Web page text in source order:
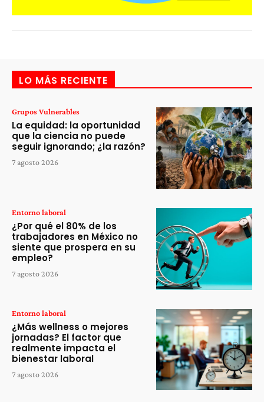
LO MÁS RECIENTE
Grupos Vulnerables
La equidad: la oportunidad
que la ciencia no puede
seguir ignorando; ¿la razón?
7 agosto 2026
Entorno laboral
¿Por qué el 80% de los
trabajadores en México no
siente que prospera en su
empleo?
7 agosto 2026
Entorno laboral
¿Más wellness o mejores
jornadas? El factor que
realmente impacta el
bienestar laboral
7 agosto 2026